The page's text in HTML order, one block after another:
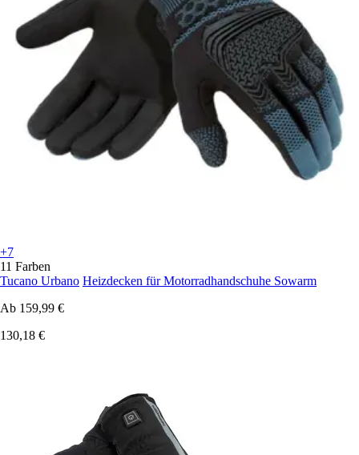
+7
11 Farben
Tucano Urbano Heizdecken für Motorradhandschuhe Sowarm
Ab 159,99 €
130,18 €